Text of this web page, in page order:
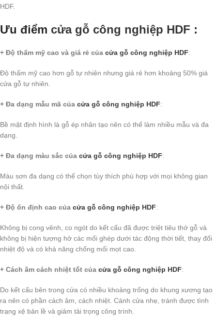
HDF.
Ưu điểm cửa gỗ công nghiệp HDF :
+ Độ thẩm mỹ cao và giá rẻ của cửa gỗ công nghiệp HDF:
Độ thẩm mỹ cao hơn gỗ tự nhiên nhưng giá rẻ hơn khoảng 50% giá
cửa gỗ tự nhiên.
+ Đa dạng mẫu mã của cửa gỗ công nghiệp HDF:
Bề mặt định hình là gỗ ép nhân tạo nên có thể làm nhiều mẫu và đa
dạng.
+ Đa dạng màu sắc của cửa gỗ công nghiệp HDF:
Màu sơn đa dạng có thể chọn tùy thích phù hợp với mọi không gian
nội thất.
+ Độ ổn định cao của cửa gỗ công nghiệp HDF:
Không bị cong vênh, co ngót do kết cấu đã được triệt tiêu thớ gỗ và
không bị hiện tượng hở các mối ghép dưới tác động thời tiết, thay đổi
nhiệt độ và có khả năng chống mối mọt cao.
+ Cách âm cách nhiệt tốt của cửa gỗ công nghiệp HDF:
Do kết cấu bên trong cửa có nhiều khoảng trống do khung xương tạo
ra nên có phần cách âm, cách nhiệt. Cánh cửa nhẹ, tránh được tình
trạng xệ bản lề và giảm tải trọng công trình.